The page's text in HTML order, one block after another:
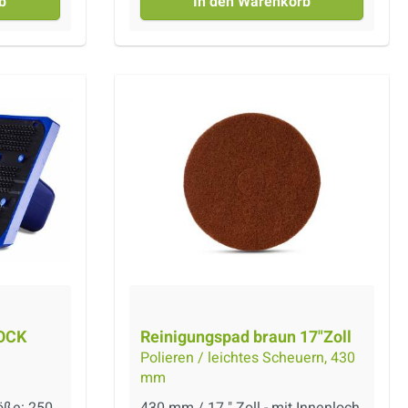
von einer Politur in
werden. Dieser besteht aus
ohne Beschädigungen und
Reinigungspad braun 17"Zoll
Polieren / leichtes Scheuern, 430
mm